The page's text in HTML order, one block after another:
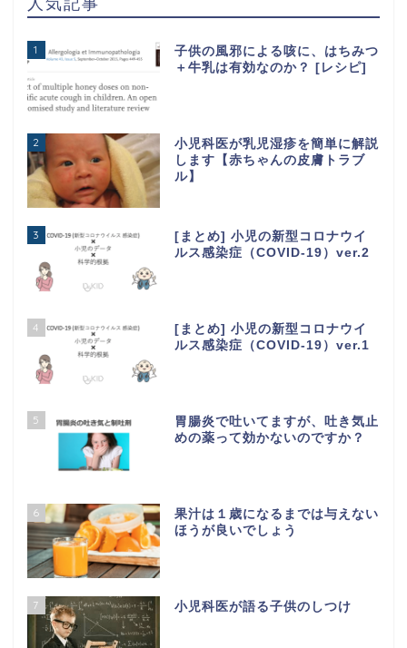
1
子供の風邪による咳に、はちみつ
＋牛乳は有効なのか？ [レシピ]
2
小児科医が乳児湿疹を簡単に解説
します【赤ちゃんの皮膚トラブ
ル】
3
[まとめ] 小児の新型コロナウイ
ルス感染症（COVID-19）ver.2
4
[まとめ] 小児の新型コロナウイ
ルス感染症（COVID-19）ver.1
5
胃腸炎で吐いてますが、吐き気止
めの薬って効かないのですか？
6
果汁は１歳になるまでは与えない
ほうが良いでしょう
7 小児科医が語る子供のしつけ